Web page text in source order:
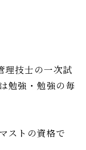
理技士の一次試
勉強・勉強の毎
ストの資格で